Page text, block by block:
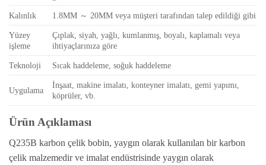
Kalınlık 1.8MM ～ 20MM veya müşteri tarafından talep edildiği gibi
Yüzey
işleme
Çıplak, siyah, yağlı, kumlanmış, boyalı, kaplamalı veya
ihtiyaçlarınıza göre
Teknoloji Sıcak haddeleme, soğuk haddeleme
Uygulama
İnşaat, makine imalatı, konteyner imalatı, gemi yapımı,
köprüler, vb.
Ürün Açıklaması
Q235B karbon çelik bobin, yaygın olarak kullanılan bir karbon
çelik malzemedir ve imalat endüstrisinde yaygın olarak